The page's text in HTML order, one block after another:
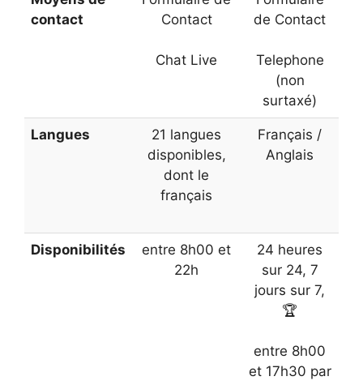
contact
Contact
Chat Live
de Contact
Telephone
(non
surtaxé)
Langues
21 langues
disponibles,
dont le
français
Français /
Anglais
Disponibilités
entre 8h00 et
22h
24 heures
sur 24, 7
jours sur 7,
🏆
entre 8h00
et 17h30 par